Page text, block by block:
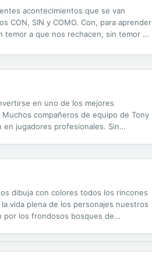
acontecimientos que se van
CON, SIN y COMO. Con, para aprender
temor a que nos rechacen, sin temor a
en uno de los mejores
compañeros de equipo de Tony
jugadores profesionales. Sin
dibuja con colores todos los rincones
vida plena de los personajes nuestros
por los frondosos bosques de